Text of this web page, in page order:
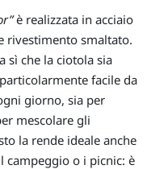
è realizzata in acciaio
rivestimento smaltato.
sì che la ciotola sia
facile da
giorno, sia per
mescolare gli
la rende ideale anche
campeggio o i picnic: è